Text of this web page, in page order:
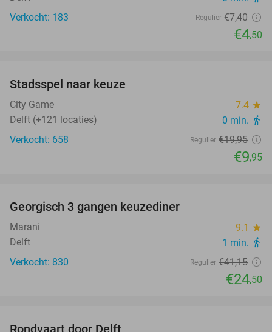
Verkocht: 183 Regulier €7,40
€4,50
Stadsspel naar keuze
City Game 7.4 star
Delft (+121 locaties) 0 min. directions_walk
Verkocht: 658 Regulier €19,95
€9,95
Georgisch 3 gangen keuzediner
Marani 9.1 star
Delft 1 min. directions_walk
Verkocht: 830 Regulier €41,15
€24,50
Rondvaart door Delft